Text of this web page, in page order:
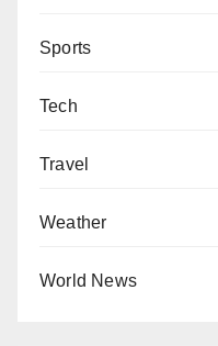
Sports
Tech
Travel
Weather
World News